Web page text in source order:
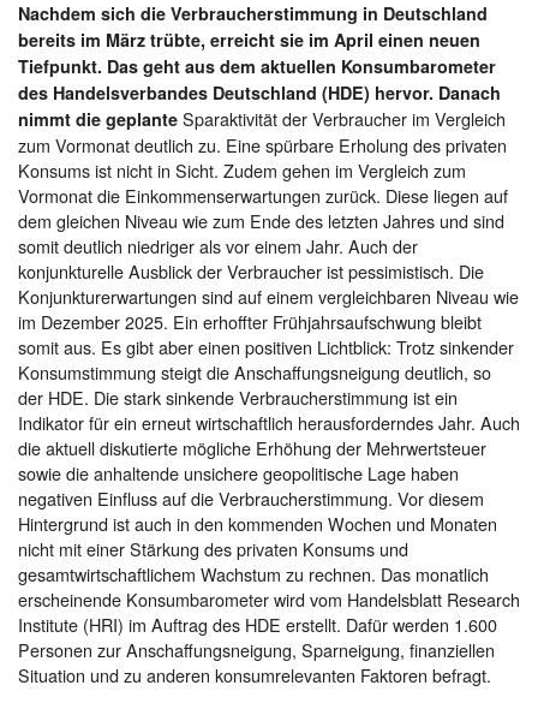
Nachdem sich die Verbraucherstimmung in Deutschland
bereits im März trübte, erreicht sie im April einen neuen
Tiefpunkt. Das geht aus dem aktuellen Konsumbarometer
des Handelsverbandes Deutschland (HDE) hervor. Danach
nimmt die geplante Sparaktivität der Verbraucher im Vergleich
zum Vormonat deutlich zu. Eine spürbare Erholung des privaten
Konsums ist nicht in Sicht. Zudem gehen im Vergleich zum
Vormonat die Einkommenserwartungen zurück. Diese liegen auf
dem gleichen Niveau wie zum Ende des letzten Jahres und sind
somit deutlich niedriger als vor einem Jahr. Auch der
konjunkturelle Ausblick der Verbraucher ist pessimistisch. Die
Konjunkturerwartungen sind auf einem vergleichbaren Niveau wie
im Dezember 2025. Ein erhoffter Frühjahrsaufschwung bleibt
somit aus. Es gibt aber einen positiven Lichtblick: Trotz sinkender
Konsumstimmung steigt die Anschaffungsneigung deutlich, so
der HDE. Die stark sinkende Verbraucherstimmung ist ein
Indikator für ein erneut wirtschaftlich herausforderndes Jahr. Auch
die aktuell diskutierte mögliche Erhöhung der Mehrwertsteuer
sowie die anhaltende unsichere geopolitische Lage haben
negativen Einfluss auf die Verbraucherstimmung. Vor diesem
Hintergrund ist auch in den kommenden Wochen und Monaten
nicht mit einer Stärkung des privaten Konsums und
gesamtwirtschaftlichem Wachstum zu rechnen. Das monatlich
erscheinende Konsumbarometer wird vom Handelsblatt Research
Institute (HRI) im Auftrag des HDE erstellt. Dafür werden 1.600
Personen zur Anschaffungsneigung, Sparneigung, finanziellen
Situation und zu anderen konsumrelevanten Faktoren befragt.